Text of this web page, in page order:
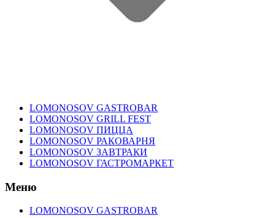
LOMONOSOV GASTROBAR
LOMONOSOV GRILL FEST
LOMONOSOV ПИЦЦА
LOMONOSOV РАКОВАРНЯ
LOMONOSOV ЗАВТРАКИ
LOMONOSOV ГАСТРОМАРКЕТ
Меню
LOMONOSOV GASTROBAR